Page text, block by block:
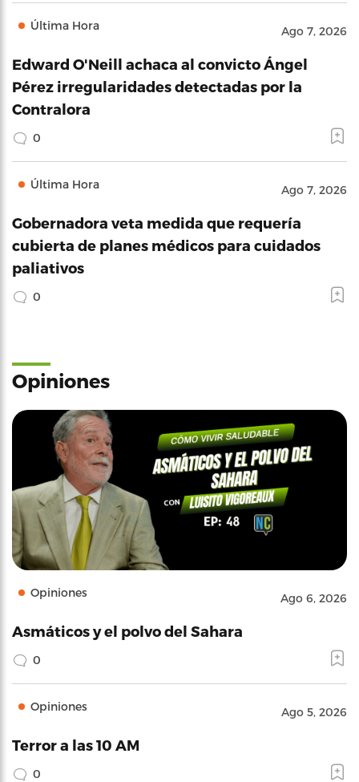
Última Hora Ago 7, 2026
Edward O'Neill achaca al convicto Ángel
Pérez irregularidades detectadas por la
Contralora
0
Última Hora Ago 7, 2026
Gobernadora veta medida que requería
cubierta de planes médicos para cuidados
paliativos
0
Opiniones
Opiniones Ago 6, 2026
Asmáticos y el polvo del Sahara
0
Opiniones Ago 5, 2026
Terror a las 10 AM
0